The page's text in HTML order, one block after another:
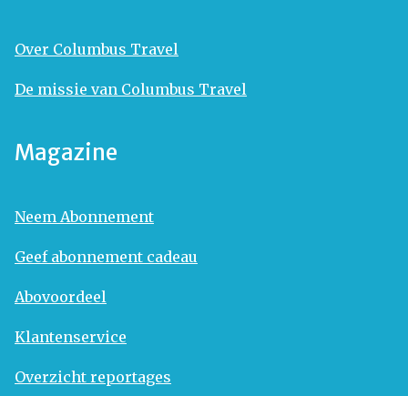
Over Columbus Travel
De missie van Columbus Travel
Magazine
Neem Abonnement
Geef abonnement cadeau
Abovoordeel
Klantenservice
Overzicht reportages